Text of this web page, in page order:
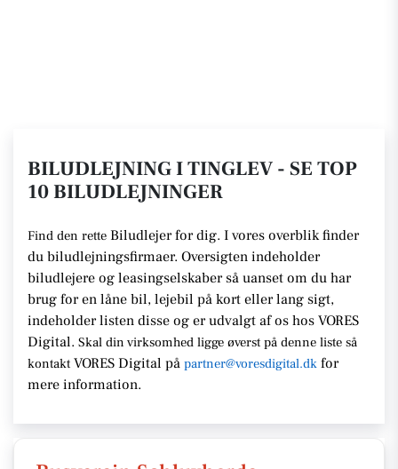
BILUDLEJNING I TINGLEV - SE TOP
10 BILUDLEJNINGER
Find den rette Biludlejer for dig. I vores overblik finder
du biludlejningsfirmaer. Oversigten indeholder
biludlejere og leasingselskaber så uanset om du har
brug for en låne bil, lejebil på kort eller lang sigt,
indeholder listen disse og er udvalgt af os hos VORES
Digital. Skal din virksomhed ligge øverst på denne liste så
kontakt VORES Digital på partner@voresdigital.dk for
mere information.